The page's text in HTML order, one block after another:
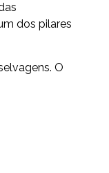
dos pilares
O